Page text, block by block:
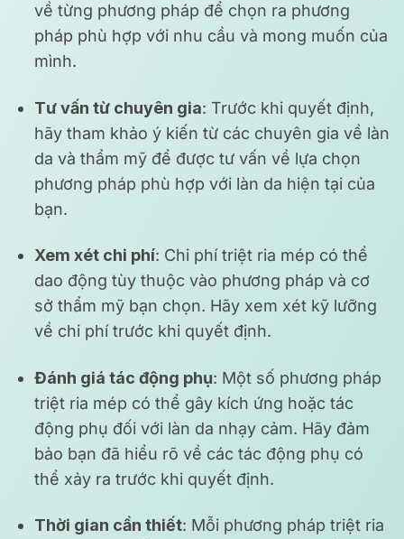
về từng phương pháp để chọn ra phương
pháp phù hợp với nhu cầu và mong muốn của
mình.
Tư vấn từ chuyên gia: Trước khi quyết định,
hãy tham khảo ý kiến từ các chuyên gia về làn
da và thẩm mỹ để được tư vấn về lựa chọn
phương pháp phù hợp với làn da hiện tại của
bạn.
Xem xét chi phí: Chi phí triệt ria mép có thể
dao động tùy thuộc vào phương pháp và cơ
sở thẩm mỹ bạn chọn. Hãy xem xét kỹ lưỡng
về chi phí trước khi quyết định.
Đánh giá tác động phụ: Một số phương pháp
triệt ria mép có thể gây kích ứng hoặc tác
động phụ đối với làn da nhạy cảm. Hãy đảm
bảo bạn đã hiểu rõ về các tác động phụ có
thể xảy ra trước khi quyết định.
Thời gian cần thiết: Mỗi phương pháp triệt ria